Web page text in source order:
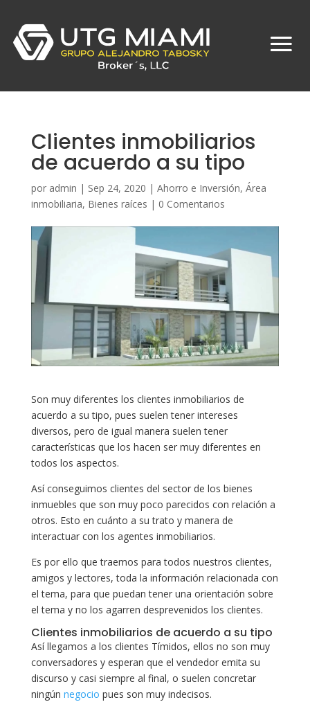
Clientes inmobiliarios
de acuerdo a su tipo
por admin | Sep 24, 2020 | Ahorro e Inversión, Área
inmobiliaria, Bienes raíces | 0 Comentarios
Son muy diferentes los clientes inmobiliarios de
acuerdo a su tipo, pues suelen tener intereses
diversos, pero de igual manera suelen tener
características que los hacen ser muy diferentes en
todos los aspectos.
Así conseguimos clientes del sector de los bienes
inmuebles que son muy poco parecidos con relación a
otros. Esto en cuánto a su trato y manera de
interactuar con los agentes inmobiliarios.
Es por ello que traemos para todos nuestros clientes,
amigos y lectores, toda la información relacionada con
el tema, para que puedan tener una orientación sobre
el tema y no los agarren desprevenidos los clientes.
Clientes inmobiliarios de acuerdo a su tipo
Así llegamos a los clientes Tímidos, ellos no son muy
conversadores y esperan que el vendedor emita su
discurso y casi siempre al final, o suelen concretar
ningún negocio pues son muy indecisos.